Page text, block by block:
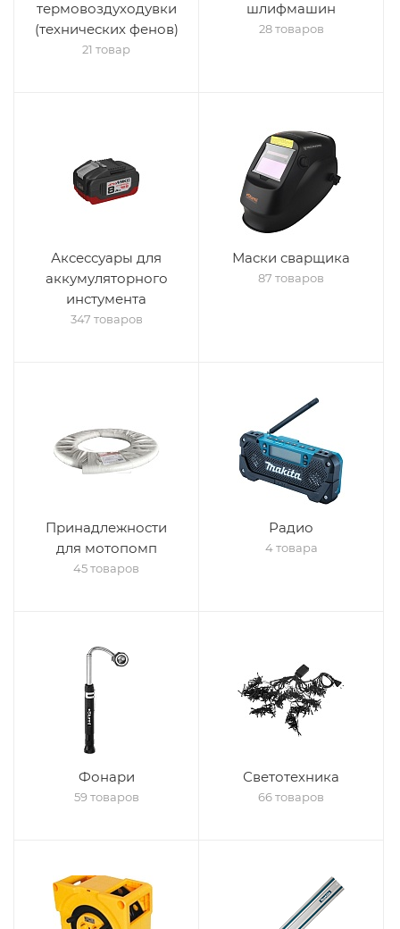
термовоздуходувки
(технических фенов)
21 товар
шлифмашин
28 товаров
Аксессуары для
аккумуляторного
инстумента
347 товаров
Маски сварщика
87 товаров
Принадлежности
для мотопомп
45 товаров
Радио
4 товара
Фонари
59 товаров
Светотехника
66 товаров